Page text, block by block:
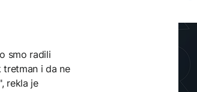
smo radili
tretman i da ne
rekla je